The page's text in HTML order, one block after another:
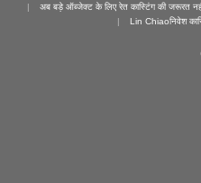
|
अब बड़े ऑब्जेक्ट के लिए रेत कास्टिंग की जरूरत
|
Lin Chiaoनिवेश